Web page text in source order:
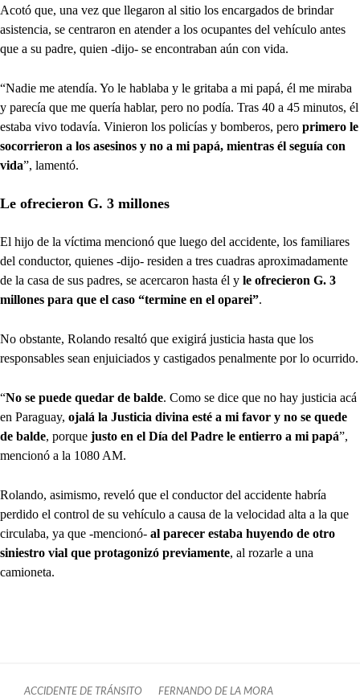
Acotó que, una vez que llegaron al sitio los encargados de brindar
asistencia, se centraron en atender a los ocupantes del vehículo antes
que a su padre, quien -dijo- se encontraban aún con vida.
“Nadie me atendía. Yo le hablaba y le gritaba a mi papá, él me miraba
y parecía que me quería hablar, pero no podía. Tras 40 a 45 minutos, él
estaba vivo todavía. Vinieron los policías y bomberos, pero primero le
socorrieron a los asesinos y no a mi papá, mientras él seguía con
vida”, lamentó.
Le ofrecieron G. 3 millones
El hijo de la víctima mencionó que luego del accidente, los familiares
del conductor, quienes -dijo- residen a tres cuadras aproximadamente
de la casa de sus padres, se acercaron hasta él y le ofrecieron G. 3
millones para que el caso “termine en el oparei”.
No obstante, Rolando resaltó que exigirá justicia hasta que los
responsables sean enjuiciados y castigados penalmente por lo ocurrido.
“No se puede quedar de balde. Como se dice que no hay justicia acá
en Paraguay, ojalá la Justicia divina esté a mi favor y no se quede
de balde, porque justo en el Día del Padre le entierro a mi papá”,
mencionó a la 1080 AM.
Rolando, asimismo, reveló que el conductor del accidente habría
perdido el control de su vehículo a causa de la velocidad alta a la que
circulaba, ya que -mencionó- al parecer estaba huyendo de otro
siniestro vial que protagonizó previamente, al rozarle a una
camioneta.
ACCIDENTE DE TRÁNSITO FERNANDO DE LA MORA